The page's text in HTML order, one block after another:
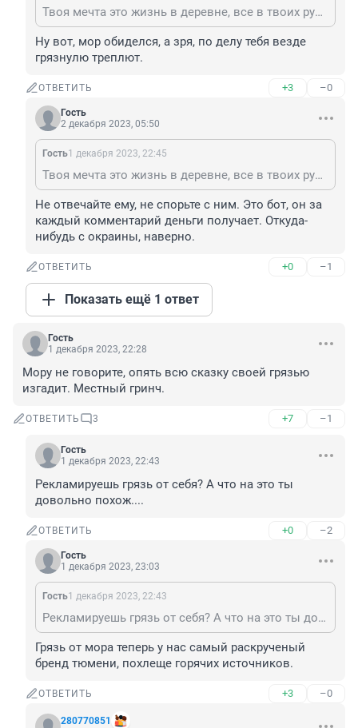
Твоя мечта это жизнь в деревне, все в твоих руках и будешь счастлив...
Ну вот, мор обиделся, а зря, по делу тебя везде
грязнулю треплют.
ОТВЕТИТЬ +3 –0
Гость
2 декабря 2023, 05:50
Гость1 декабря 2023, 22:45
Твоя мечта это жизнь в деревне, все в твоих руках и будешь счастлив...
Не отвечайте ему, не спорьте с ним. Это бот, он за
каждый комментарий деньги получает. Откуда-
нибудь с окраины, наверно.
ОТВЕТИТЬ +0 –1
Показать ещё 1 ответ
Гость
1 декабря 2023, 22:28
Мору не говорите, опять всю сказку своей грязью
изгадит. Местный гринч.
ОТВЕТИТЬ 3 +7 –1
Гость
1 декабря 2023, 22:43
Рекламируешь грязь от себя? А что на это ты
довольно похож....
ОТВЕТИТЬ +0 –2
Гость
1 декабря 2023, 23:03
Гость1 декабря 2023, 22:43
Рекламируешь грязь от себя? А что на это ты довольно похож....
Грязь от мора теперь у нас самый раскрученый
бренд тюмени, похлеще горячих источников.
ОТВЕТИТЬ +3 –0
280770851